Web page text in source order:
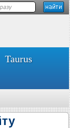
Taurus